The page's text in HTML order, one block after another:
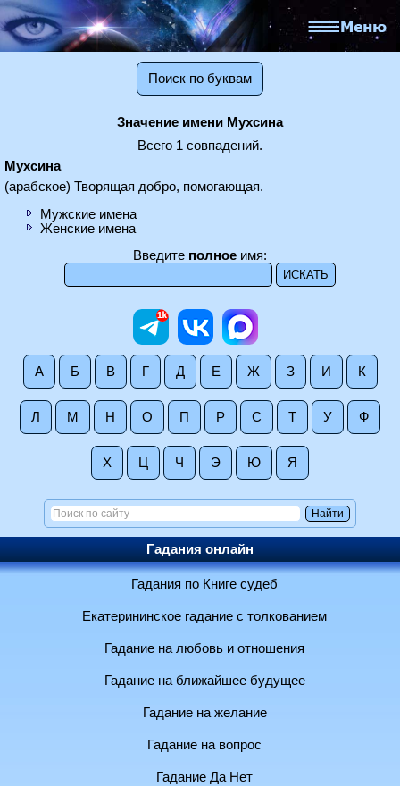
Поиск по буквам
Значение имени Мухсина
Всего 1 совпадений.
Мухсина
(арабское) Творящая добро, помогающая.
Мужские имена
Женские имена
Введите полное имя:
А Б В Г Д Е Ж З И К
Л М Н О П Р С Т У Ф
Х Ц Ч Э Ю Я
Гадания онлайн
Гадания по Книге судеб
Екатерининское гадание с толкованием
Гадание на любовь и отношения
Гадание на ближайшее будущее
Гадание на желание
Гадание на вопрос
Гадание Да Нет